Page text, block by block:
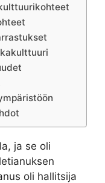
ja se oli
oli hallitsija